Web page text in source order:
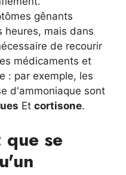
gênants
heures, mais dans
de recourir
médicaments et
: par exemple, les
d'ammoniaque sont
Et cortisone.
que se